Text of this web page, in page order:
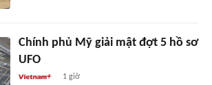
Chính phủ Mỹ giải mật đợt 5 hồ sơ
UFO
1 giờ